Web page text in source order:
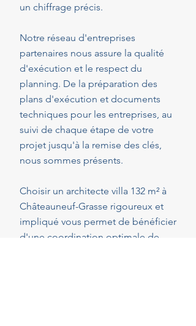
un chiffrage précis.
Notre réseau d'entreprises
partenaires nous assure la qualité
d'exécution et le respect du
planning. De la préparation des
plans d'exécution et documents
techniques pour les entreprises, au
suivi de chaque étape de votre
projet jusqu'à la remise des clés,
nous sommes présents.
Choisir un architecte villa 132 m² à
Châteauneuf-Grasse rigoureux et
impliqué vous permet de bénéficier
d'une coordination optimale de